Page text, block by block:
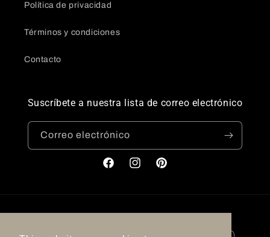
Política de privacidad
Términos y condiciones
Contacto
Suscríbete a nuestra lista de correo electrónico
Correo electrónico
FacebookInstagramPinterest